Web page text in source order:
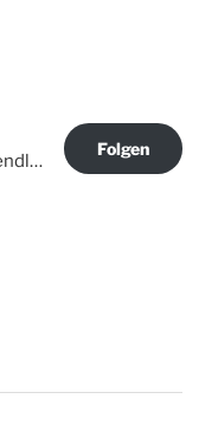
@irgendlink.de@irgendlink.de
Folgen